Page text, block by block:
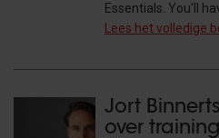
Essentials. You'll
Lees het volledige
Jort
over